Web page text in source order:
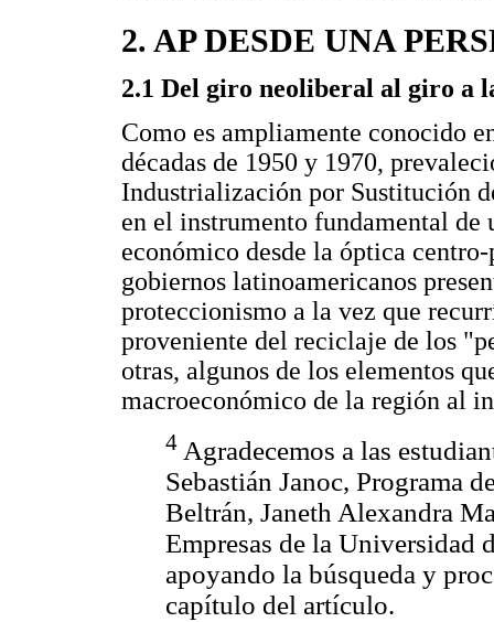
2. AP DESDE UNA
2.1 Del giro neoliberal al giro a
Como es ampliamente conocido
décadas de 1950 y 1970,
Industrialización por Sustitución
en el instrumento fundamental
económico desde la óptica
gobiernos latinoamericanos
proteccionismo a la vez que
proveniente del reciclaje de los
otras, algunos de los elementos
macroeconómico de la región al
4 Agradecemos a las
Sebastián Janoc, Programa
Beltrán, Janeth Alexandra
Empresas de la Universidad
apoyando la búsqueda y
capítulo del artículo.